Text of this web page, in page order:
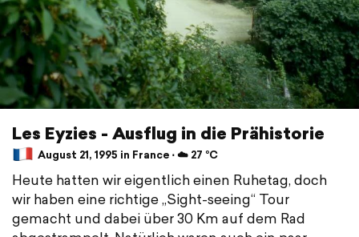
Les Eyzies - Ausflug in die Prähistorie
August 21, 1995 in France ⋅ ☁️ 27 °C
Heute hatten wir eigentlich einen Ruhetag, doch
wir haben eine richtige „Sight-seeing“ Tour
gemacht und dabei über 30 Km auf dem Rad